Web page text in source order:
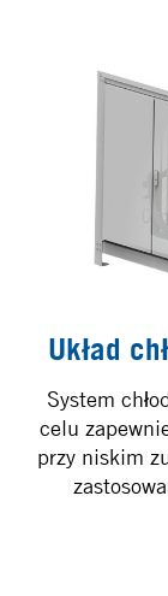
Układ
System
celu
przy niskim